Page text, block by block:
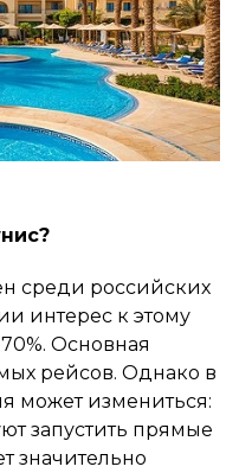
среди российских
интерес к этому
Основная
рейсов. Однако в
может измениться:
запустить прямые
значительно